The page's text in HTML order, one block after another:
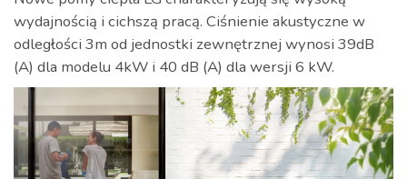
wydajnością i cichszą pracą. Ciśnienie akustyczne w
odległości 3m od jednostki zewnętrznej wynosi 39dB
(A) dla modelu 4kW i 40 dB (A) dla wersji 6 kW.